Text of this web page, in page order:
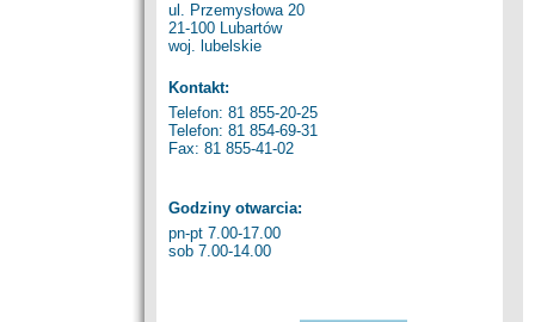
ul. Przemysłowa 20
21-100 Lubartów
woj. lubelskie
Kontakt:
Telefon: 81 855-20-25
Telefon: 81 854-69-31
Fax: 81 855-41-02
Godziny otwarcia:
pn-pt 7.00-17.00
sob 7.00-14.00